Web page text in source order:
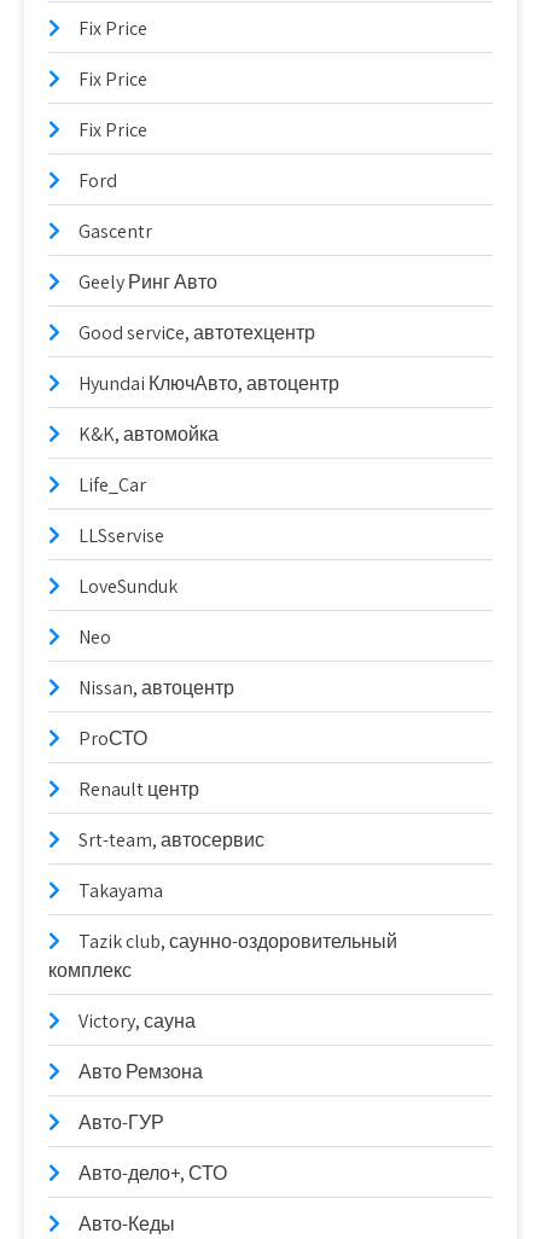
Fix Price
Fix Price
Fix Price
Ford
Gascentr
Geely Ринг Авто
Good serviсe, автотехцентр
Hyundai КлючАвто, автоцентр
K&K, автомойка
Life_Car
LLSservise
LoveSunduk
Neo
Nissan, автоцентр
ProСТО
Renault центр
Srt-team, автосервис
Takayama
Tazik club, саунно-оздоровительный
комплекс
Victory, сауна
Авто Ремзона
Авто-ГУР
Авто-дело+, СТО
Авто-Кеды